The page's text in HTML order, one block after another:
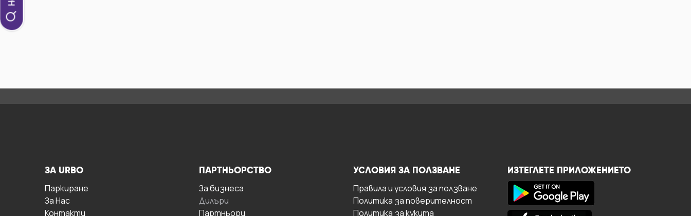
ЗА URBO
Паркиране
За Hас
Контакти
ПАРТНЬОРСТВО
За бизнесa
Дилъри
Партньори
УСЛОВИЯ ЗА ПОЛЗВАНЕ
Правила и условия за ползване
Политика за поверителност
Политика за кукита
ИЗТЕГЛЕТЕ ПРИЛОЖЕНИЕТО